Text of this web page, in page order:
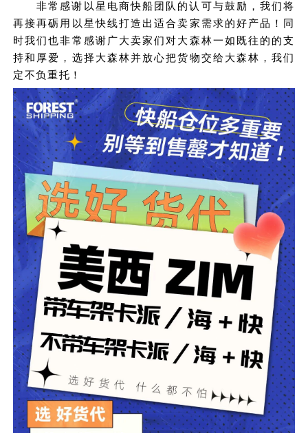
非常感谢以星电商快船团队的认可与鼓励，我们将
再接再砺用以星快线打造出适合卖家需求的好产品！同
时我们也非常感谢广大卖家们对大森林一如既往的的支
持和厚爱，选择大森林并放心把货物交给大森林，我们
定不负重托！